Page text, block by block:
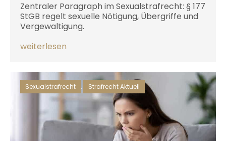
Zentraler Paragraph im Sexualstrafrecht: § 177
StGB regelt sexuelle Nötigung, Übergriffe und
Vergewaltigung.
weiterlesen
Sexualstrafrecht , Strafrecht Aktuell